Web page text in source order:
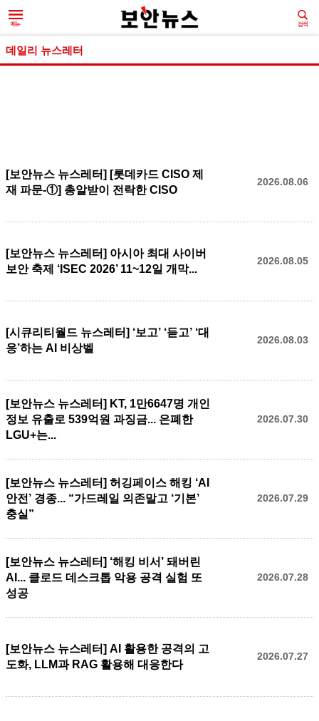
데일리 뉴스레터
[보안뉴스 뉴스레터] [롯데카드 CISO 제
재 파문-①] 총알받이 전락한 CISO
2026.08.06
[보안뉴스 뉴스레터] 아시아 최대 사이버
보안 축제 ‘ISEC 2026’ 11~12일 개막...
2026.08.05
[시큐리티월드 뉴스레터] ‘보고’ ‘듣고’ ‘대
응’하는 AI 비상벨
2026.08.03
[보안뉴스 뉴스레터] KT, 1만6647명 개인
정보 유출로 539억원 과징금... 은폐한
LGU+는...
2026.07.30
[보안뉴스 뉴스레터] 허깅페이스 해킹 ‘AI
안전’ 경종... “가드레일 의존말고 ‘기본’
충실”
2026.07.29
[보안뉴스 뉴스레터] ‘해킹 비서’ 돼버린
AI... 클로드 데스크톱 악용 공격 실험 또
성공
2026.07.28
[보안뉴스 뉴스레터] AI 활용한 공격의 고
도화, LLM과 RAG 활용해 대응한다
2026.07.27